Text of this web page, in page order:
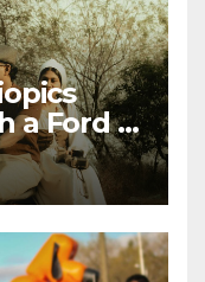
a Ford v